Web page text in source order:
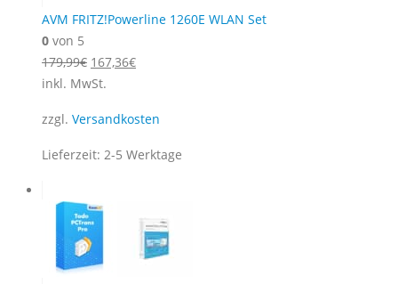
AVM FRITZ!Powerline 1260E WLAN Set
0 von 5
179,99€ Ursprünglicher
Preis
179,99€
167,36€Aktueller
167,36€.
inkl. MwSt.
zzgl. Versandkosten
Lieferzeit: 2-5 Werktage